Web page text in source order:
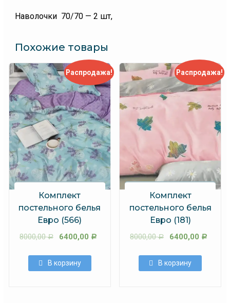
Наволочки 70/70 — 2 шт,
Похожие товары
Распродажа!
Комплект
постельного белья
Евро (566)
8000,00Р 6400,00 Р
В корзину
Распродажа!
Комплект
постельного белья
Евро (181)
8000,00Р 6400,00 Р
В корзину